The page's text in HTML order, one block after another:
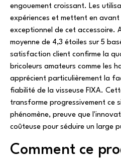
engouement croissant. Les
expériences et mettent en
exceptionnel de cet accessoire.
moyenne de 4,3 étoiles sur 5
satisfaction client confirme la
bricoleurs amateurs comme les
apprécient particulièrement la
fiabilité de la visseuse FIXA.
transforme progressivement ce
phénomène, preuve que
coûteuse pour séduire un large
Comment ce